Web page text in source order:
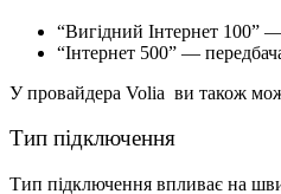
“Вигідний Інтернет 100” —
“Інтернет 500” —
У провайдера Volia ви також
Тип підключення
Тип підключення впливає на